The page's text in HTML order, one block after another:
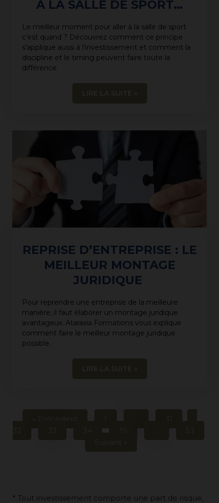
À LA SALLE DE SPORT…
Le meilleur moment pour aller à la salle de sport
c’est quand ? Découvrez comment ce principe
s’applique aussi à l’investissement et comment la
discipline et le timing peuvent faire toute la
différence.
REPRISE D’ENTREPRISE : LE
MEILLEUR MONTAGE
JURIDIQUE
Pour reprendre une entreprise de la meilleure
manière, il faut élaborer un montage juridique
avantageux. Ataraxia Formations vous explique
comment faire le meilleur montage juridique
possible.
* Tout investissement comporte une part de risque,